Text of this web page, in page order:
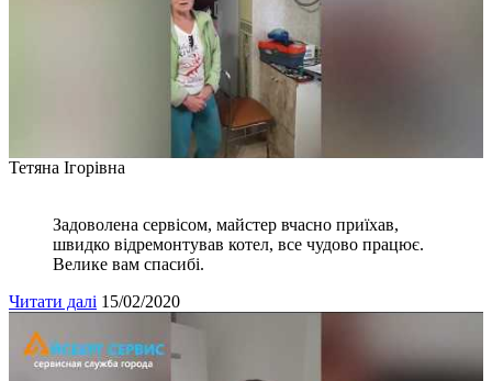
Тетяна Ігорівна
Задоволена сервісом, майстер вчасно приїхав,
швидко відремонтував котел, все чудово працює.
Велике вам спасибі.
Читати далі 15/02/2020